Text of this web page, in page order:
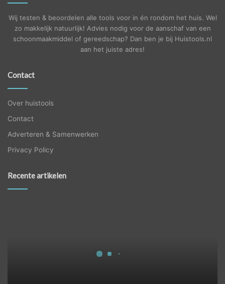
Wij testen & beoordelen alle tools voor in én rondom het huis. Wel
zo makkelijk natuurlijk! Advies nodig voor de aanschaf van een
schoonmaakmiddel of gereedschap? Dan ben je bij Huistools.nl
aan het juiste adres!
Contact
Over huistools
Contact
Adverteren & Samenwerken
Privacy Policy
Recente artikelen